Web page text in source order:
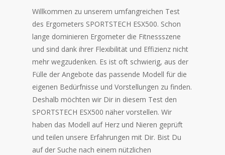
Willkommen zu unserem umfangreichen Test
des Ergometers SPORTSTECH ESX500. Schon
lange dominieren Ergometer die Fitnessszene
und sind dank ihrer Flexibilität und Effizienz nicht
mehr wegzudenken. Es ist oft schwierig, aus der
Fülle der Angebote das passende Modell für die
eigenen Bedürfnisse und Vorstellungen zu finden.
Deshalb möchten wir Dir in diesem Test den
SPORTSTECH ESX500 näher vorstellen. Wir
haben das Modell auf Herz und Nieren geprüft
und teilen unsere Erfahrungen mit Dir. Bist Du
auf der Suche nach einem nützlichen